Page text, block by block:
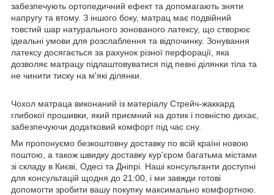
забезпечують ортопедичний ефект та допомагають зняти
напругу та втому. З іншого боку, матрац має подвійний
товстий шар натурального зонованого латексу, що створює
ідеальні умови для розслаблення та відпочинку. Зонування
латексу досягається за рахунок різної перфорації, яка
дозволяє матрацу підлаштовуватися під певні ділянки тіла та
не чинити тиску на м'які ділянки.
Чохол матраца виконаний із матеріалу Стрейч-жаккард
глибокої прошивки, який приємний на дотик і повністю дихає,
забезпечуючи додатковий комфорт під час сну.
Ми пропонуємо безкоштовну доставку по всій країні новою
поштою, а також швидку доставку кур'єром багатьма містами
зі складу в Києві, Одесі та Дніпрі. Наші консультанти доступні
для консультацій щодня до 21:00, і ми завжди готові
допомогти зробити вашу покупку максимально комфортною.